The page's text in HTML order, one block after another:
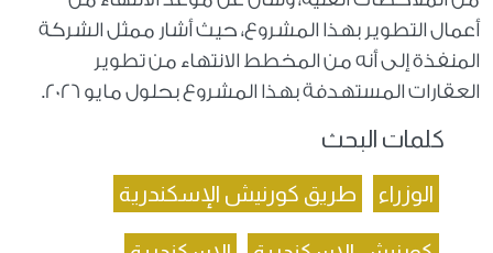
أعمال التطوير بهذا المشروع، حيث أشار ممثل الشركة
المنفذة إلى أنه من المخطط الانتهاء من تطوير
العقارات المستهدفة بهذا المشروع بحلول مايو 2026.
كلمات البحث
الوزراء طريق كورنيش الإسكندرية